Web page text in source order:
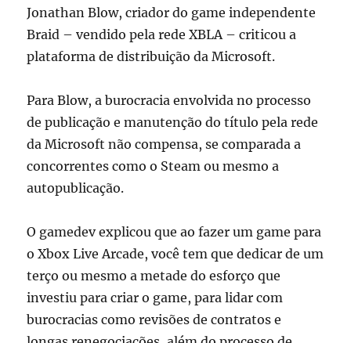
Jonathan Blow, criador do game independente
Braid – vendido pela rede XBLA – criticou a
plataforma de distribuição da Microsoft.
Para Blow, a burocracia envolvida no processo
de publicação e manutenção do título pela rede
da Microsoft não compensa, se comparada a
concorrentes como o Steam ou mesmo a
autopublicação.
O gamedev explicou que ao fazer um game para
o Xbox Live Arcade, você tem que dedicar de um
terço ou mesmo a metade do esforço que
investiu para criar o game, para lidar com
burocracias como revisões de contratos e